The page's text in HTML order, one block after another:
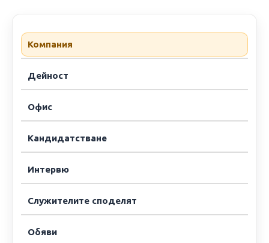
Компания
Дейност
Офис
Кандидатстване
Интервю
Служителите споделят
Обяви